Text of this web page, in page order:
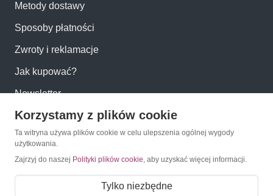
Metody dostawy
Sposoby płatności
Zwroty i reklamacje
Jak kupować?
Newsletter
Konto
Moje konto
Korzystamy z plików cookie
Ta witryna używa plików cookie w celu ulepszenia ogólnej wygody
użytkowania.
Zajrzyj do naszej Polityki plików cookie, aby uzyskać więcej informacji.
Tylko niezbędne